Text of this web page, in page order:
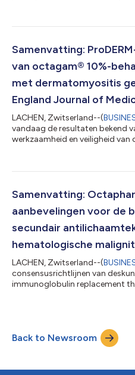
2023, in Frankfurt, Duitsland.
hematologische maligniteiten
patiënten met CLL ontwikkel...
Samenvatting:
van octagam® 10%-
met dermatomyositis
England Journal of
LACHEN, Zwitserland--(
vandaag de resultaten bekend
werkzaamheid en veiligheid
Medicine (Aggarwal R et al.
Dermatomyositis is een
wordt gekenmerkt door
Samenvatting:
aanbevelingen voor de
secundair
hematologische
LACHEN, Zwitserland--(
consensusrichtlijnen van
immunoglobulin replacement
Octapharma, markeert de
consensusrichtlijn over het
hypogamma globulinemie
Back to Newsroom